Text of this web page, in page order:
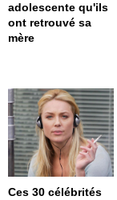
adolescente qu'ils
ont retrouvé sa
mère
Ces 30 célébrités